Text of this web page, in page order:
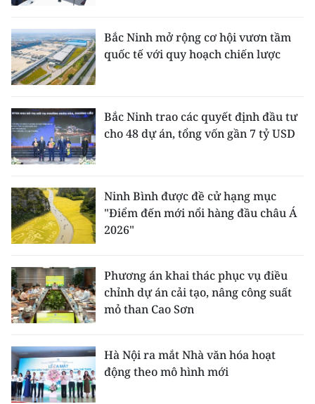
Bắc Ninh mở rộng cơ hội vươn tầm
quốc tế với quy hoạch chiến lược
Bắc Ninh trao các quyết định đầu tư
cho 48 dự án, tổng vốn gần 7 tỷ USD
Ninh Bình được đề cử hạng mục
"Điểm đến mới nổi hàng đầu châu Á
2026"
Phương án khai thác phục vụ điều
chỉnh dự án cải tạo, nâng công suất
mỏ than Cao Sơn
Hà Nội ra mắt Nhà văn hóa hoạt
động theo mô hình mới